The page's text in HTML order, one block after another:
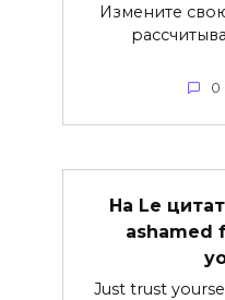
Измените
0
Ha Le
ashamed
Just trust